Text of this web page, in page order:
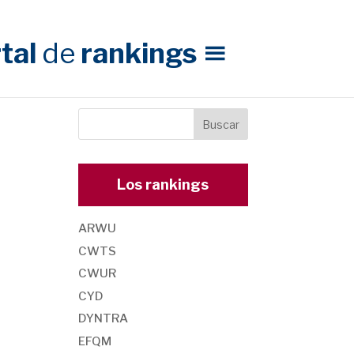
de rankings
Los rankings
ARWU
CWTS
CWUR
CYD
DYNTRA
EFQM